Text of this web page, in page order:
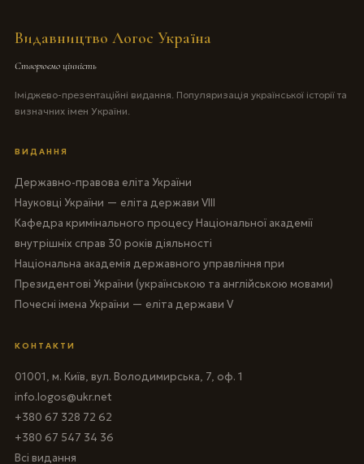
Видавництво Логос Україна
Створюємо цінність
Іміджево-презентаційні видання. Популяризація української історії та
визначних імен України.
ВИДАННЯ
Державно-правова еліта України
Науковці України — еліта держави VIII
Кафедра кримінального процесу Національної академії
внутрішніх справ 30 років діяльності
Національна академія державного управління при
Президентові України (українською та англійською мовами)
Почесні імена України — еліта держави V
КОНТАКТИ
01001, м. Київ, вул. Володимирська, 7, оф. 1
info.logos@ukr.net
+380 67 328 72 62
+380 67 547 34 36
Всі видання